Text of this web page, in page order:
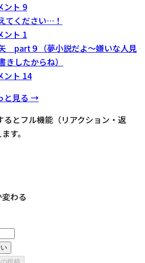
ント 9
てください…！
ント 1
part９（夢小説だよ～嫌いな人見
したからね）
ント 14
と見る →
とフル機能（リアクション・返
す。
わる